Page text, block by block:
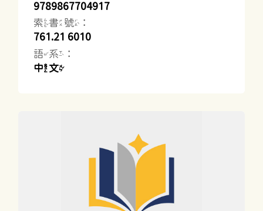
9789867704917
索書號：
761.21 6010
語系：
中文